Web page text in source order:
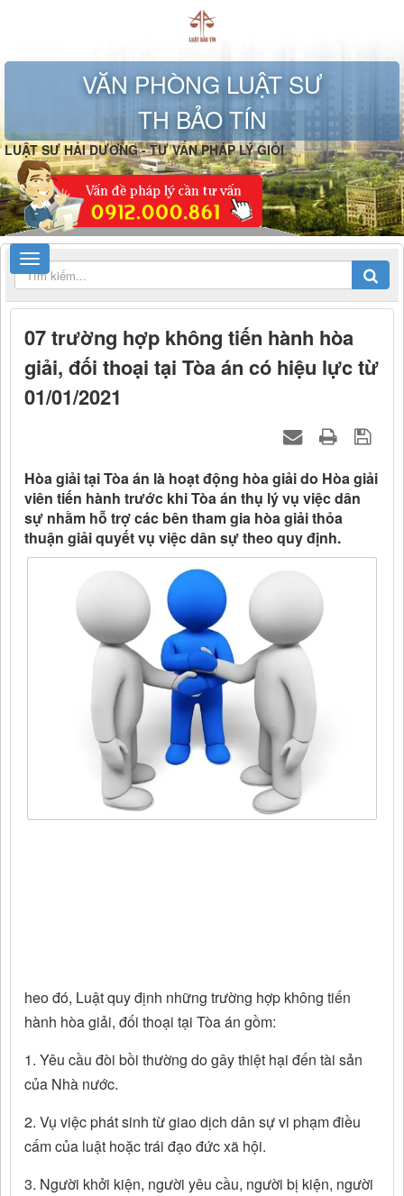
VĂN PHÒNG LUẬT SƯ
TH BẢO TÍN
LUẬT SƯ HẢI DƯƠNG - TƯ VẤN PHÁP LÝ GIỎI
07 trường hợp không tiến hành hòa
giải, đối thoại tại Tòa án có hiệu lực từ
01/01/2021
Hòa giải tại Tòa án là hoạt động hòa giải do Hòa giải
viên tiến hành trước khi Tòa án thụ lý vụ việc dân
sự nhằm hỗ trợ các bên tham gia hòa giải thỏa
thuận giải quyết vụ việc dân sự theo quy định.
heo đó, Luật quy định những trường hợp không tiến
hành hòa giải, đối thoại tại Tòa án gồm:
1. Yêu cầu đòi bồi thường do gây thiệt hại đến tài sản
của Nhà nước.
2. Vụ việc phát sinh từ giao dịch dân sự vi phạm điều
cấm của luật hoặc trái đạo đức xã hội.
3. Người khởi kiện, người yêu cầu, người bị kiện, người